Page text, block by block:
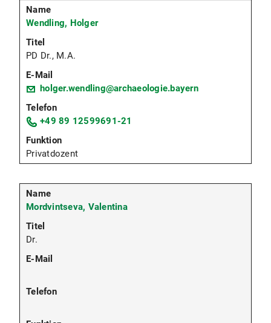
Wendling, Holger
PD Dr., M.A.
holger.wendling@archaeologie.bayern
+49 89 12599691-21
Privatdozent
Mordvintseva, Valentina
Dr.